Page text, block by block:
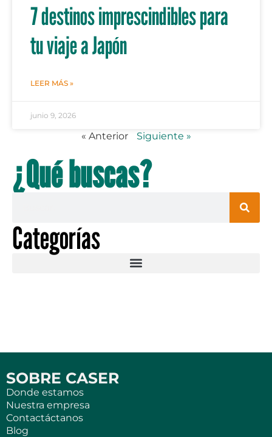
7 destinos imprescindibles para
tu viaje a Japón
LEER MÁS »
junio 9, 2026
« Anterior Siguiente »
¿Qué buscas?
Categorías
SOBRE CASER
Donde estamos
Nuestra empresa
Contactáctanos
Blog